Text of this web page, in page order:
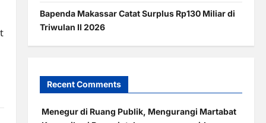
Bapenda Makassar Catat Surplus Rp130 Miliar di
Triwulan II 2026
Recent Comments
Menegur di Ruang Publik, Mengurangi Martabat